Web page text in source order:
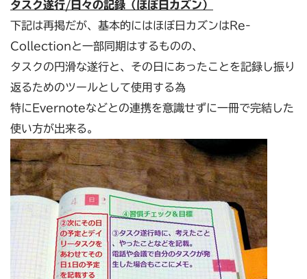
タスク遂行/日々の記録（ほぼ日カズン）
下記は再掲だが、基本的にはほぼ日カズンはRe-
Collectionと一部同期はするものの、
タスクの円滑な遂行と、その日にあったことを記録し振り
返るためのツールとして使用する為
特にEvernoteなどとの連携を意識せずに一冊で完結した
使い方が出来る。